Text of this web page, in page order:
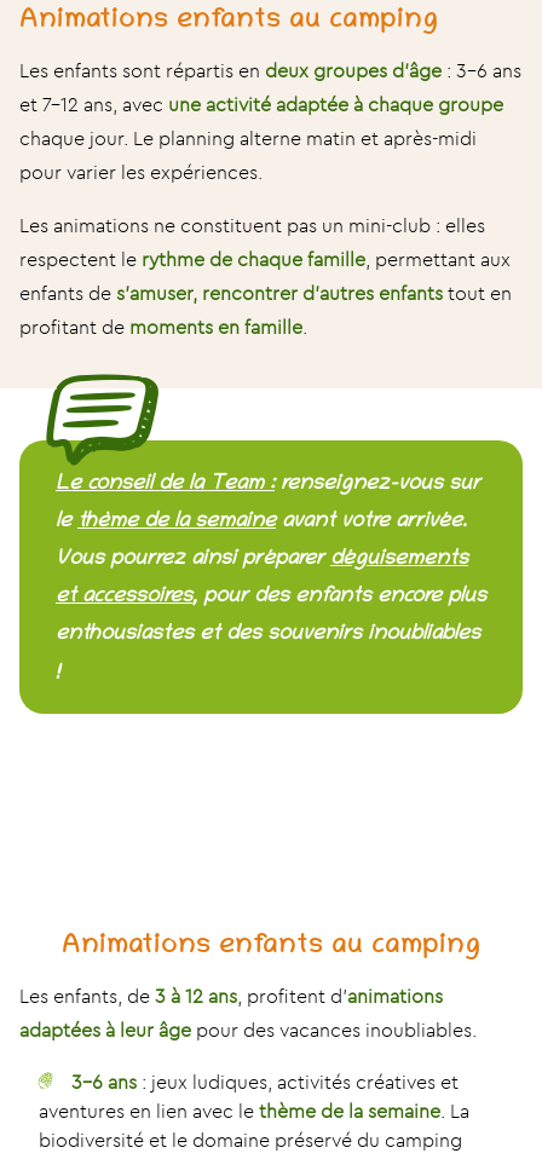
Animations enfants au camping
Les enfants sont répartis en deux groupes d’âge : 3-6 ans
et 7-12 ans, avec une activité adaptée à chaque groupe
chaque jour. Le planning alterne matin et après-midi
pour varier les expériences.
Les animations ne constituent pas un mini-club : elles
respectent le rythme de chaque famille , permettant aux
enfants de s’amuser, rencontrer d’autres enfants tout en
profitant de moments en famille
Le conseil de la Team :renseignez-vous sur
le thème de la semaineavant votre arrivée.
Vous pourrez ainsi préparer déguisements
et accessoires, pour des enfants encore plus
enthousiastes et des souvenirs inoubliables
!
Animations enfants au camping
Les enfants, de 3 à 12 ans , profitent d’animations
adaptées à leur âge pour des vacances inoubliables.
3-6 ans : jeux ludiques, activités créatives et
aventures en lien avec le thème de la semaine . La
biodiversité et le domaine préservé du camping